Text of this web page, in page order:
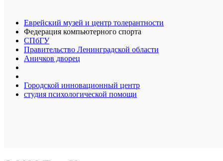
Еврейский музей и центр толерантности
Федерация компьютерного спорта
СПбГУ
Правительство Ленинградской области
Аничков дворец
Городской инновационный центр
студия психологической помощи